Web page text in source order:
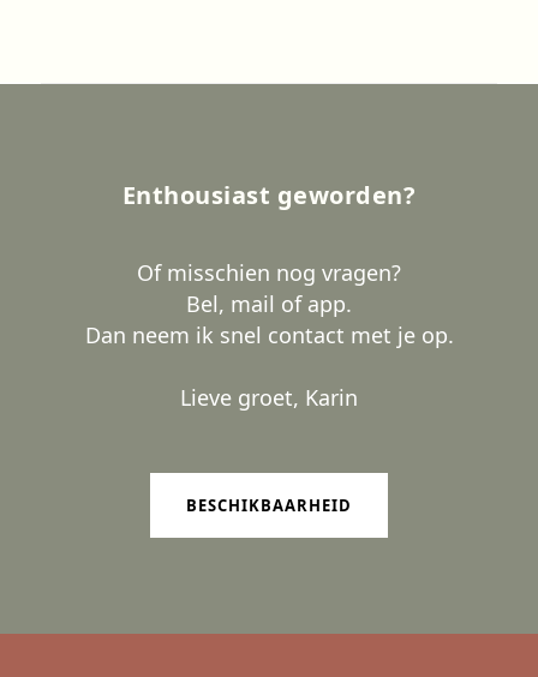
Enthousiast geworden?
Of misschien nog vragen?
Bel, mail of app.
Dan neem ik snel contact met je op.
Lieve groet, Karin
BESCHIKBAARHEID